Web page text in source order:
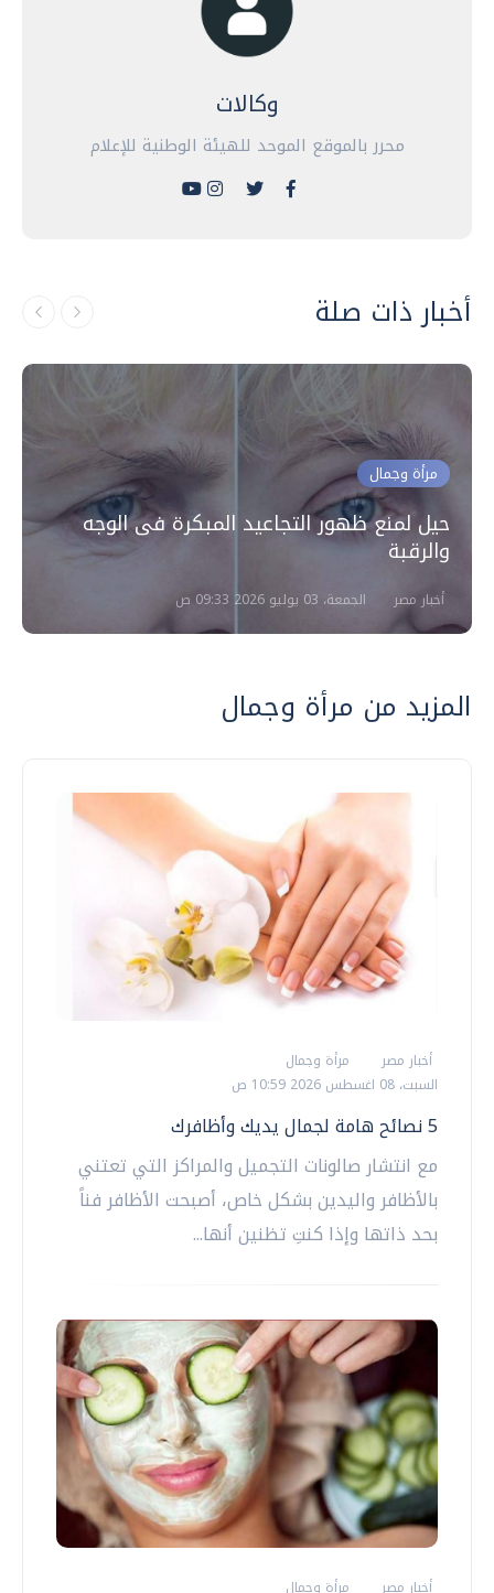
وكالات
محرر بالموقع الموحد للهيئة الوطنية للإعلام
أخبار ذات صلة
مرأة وجمال
حيل لمنع ظهور التجاعيد المبكرة فى الوجه
والرقبة
أخبار مصر الجمعة، 03 يوليو 2026 09:33 ص
المزيد من مرأة وجمال
أخبار مصر
مرأة وجمال
السبت، 08 اغسطس 2026 10:59 ص
5 نصائح هامة لجمال يديك وأظافرك
مع انتشار صالونات التجميل والمراكز التي تعتني
بالأظافر واليدين بشكل خاص، أصبحت الأظافر فناً
بحد ذاتها وإذا كنتِ تظنين أنها...
أخبار مصر
مرأة وجمال